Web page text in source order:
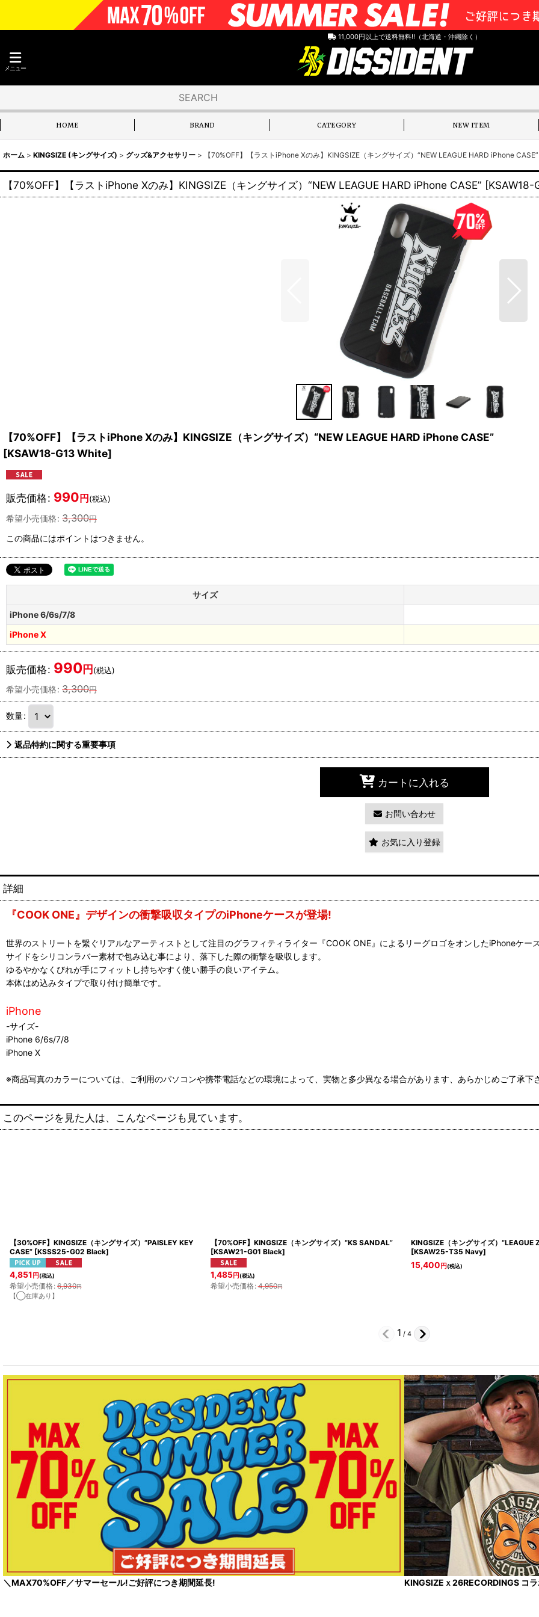
11,000円以上で送料無料!!（北海道・沖縄除く）
メニュー
HOME BRAND CATEGORY NEW ITEM
ホーム > KINGSIZE (キングサイズ) > グッズ&アクセサリー > 【70%OFF】【ラストiPhone Xのみ】KINGSIZE（キングサイズ）“NEW LEAGUE HARD iPhone CASE”
【70%OFF】【ラストiPhone Xのみ】KINGSIZE（キングサイズ）“NEW LEAGUE HARD iPhone CASE” [KSAW18-
【70%OFF】【ラストiPhone Xのみ】KINGSIZE（キングサイズ）“NEW LEAGUE HARD iPhone CASE”
[KSAW18-G13 White]
販売価格: 990 円 (税込)
希望小売価格: 3,300円
この商品にはポイントはつきません。
サイズ
iPhone 6/6s/7/8
iPhone X
販売価格: 990円(税込)
希望小売価格: 3,300円
数量:
返品特約に関する重要事項
カートに入れる
お問い合わせ
お気に入り登録
詳細
『COOK ONE』デザインの衝撃吸収タイプのiPhoneケースが登場!
世界のストリートを繋ぐリアルなアーティストとして注目のグラフィティライター『COOK ONE』によるリーグロゴをオンしたiPhoneケー
サイドをシリコンラバー素材で包み込む事により、落下した際の衝撃を吸収します。
ゆるやかなくびれが手にフィットし持ちやすく使い勝手の良いアイテム。
本体はめ込みタイプで取り付け簡単です。
iPhone
-サイズ-
iPhone 6/6s/7/8
iPhone X
※商品写真のカラーについては、ご利用のパソコンや携帯電話などの環境によって、実物と多少異なる場合があります、あらかじめご了承下
このページを見た人は、こんなページも見ています。
【30%OFF】KINGSIZE（キングサイズ）“PAISLEY KEY
CASE” [KSSS25-G02 Black]
4,851 円(税込)
希望小売価格: 6,930円
【◯在庫あり】
【70%OFF】KINGSIZE（キングサイズ）“KS SANDAL”
[KSAW21-G01 Black]
1,485円(税込)
希望小売価格: 4,950円
KINGSIZE（キングサイズ）“LEAGUE
[KSAW25-T35 Navy]
15,400 円(税込)
1 / 4
＼MAX70%OFF／サマーセール!ご好評につき期間延長! KINGSIZEｘ26RECORDINGS コ